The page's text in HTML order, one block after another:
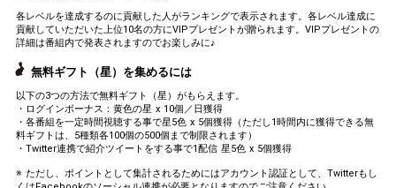
各レベルを達成するのに貢献した人がランキングで表示されます。各レベル達成に
貢献していただいた上位10名の方にVIPプレゼントが贈られます。VIPプレゼントの
詳細は番組内で発表されますのでお楽しみに♪
無料ギフト（星）を集めるには
以下の3つの方法で無料ギフト（星）がもらえます。
・ログインボーナス：黄色の星 x 10個／日獲得
・各番組を一定時間視聴する事で星5色 x 5個獲得（ただし1時間内に獲得できる無
料ギフトは、5種類各100個の500個まで制限されます）
・Twitter連携で紹介ツイートをする事で1配信 星5色 x 5個獲得
※ ただし、ポイントとして集計されるためにはアカウント認証として、Twitterもし